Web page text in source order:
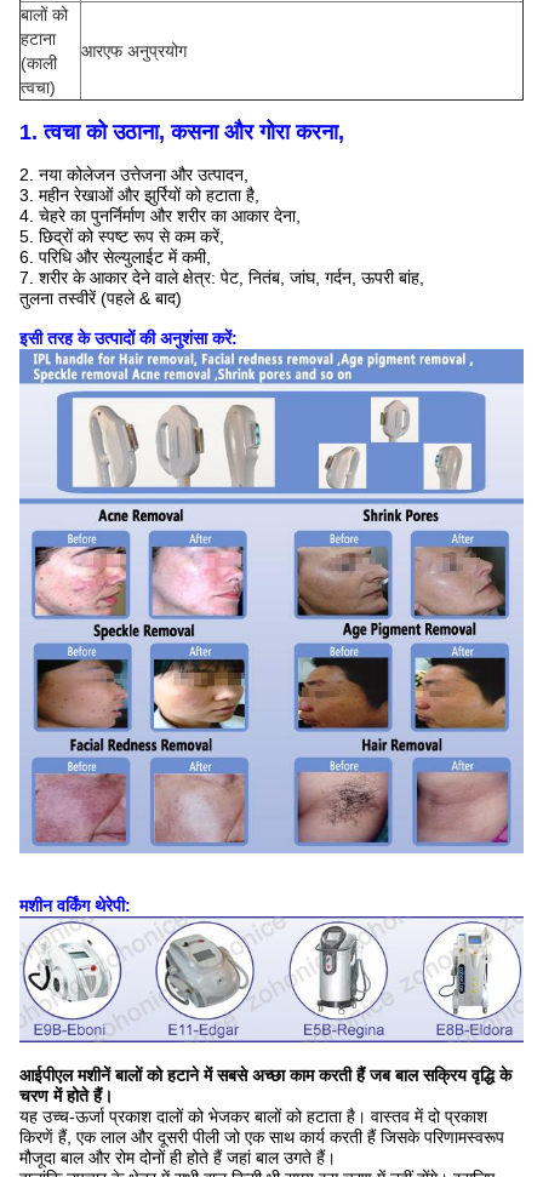
बालों को
हटाना
(काली
त्वचा)
आरएफ अनुप्रयोग
1. त्वचा को उठाना, कसना और गोरा करना,
2. नया कोलेजन उत्तेजना और उत्पादन,
3. महीन रेखाओं और झुर्रियों को हटाता है,
4. चेहरे का पुनर्निर्माण और शरीर का आकार देना,
5. छिद्रों को स्पष्ट रूप से कम करें,
6. परिधि और सेल्युलाईट में कमी,
7. शरीर के आकार देने वाले क्षेत्र: पेट, नितंब, जांघ, गर्दन, ऊपरी बांह,
तुलना तस्वीरें (पहले & बाद)
इसी तरह के उत्पादों की अनुशंसा करें:
मशीन वर्किंग थेरेपी:
आईपीएल मशीनें बालों को हटाने में सबसे अच्छा काम करती हैं जब बाल सक्रिय वृद्धि के
चरण में होते हैं।
यह उच्च-ऊर्जा प्रकाश दालों को भेजकर बालों को हटाता है। वास्तव में दो प्रकाश
किरणें हैं, एक लाल और दूसरी पीली जो एक साथ कार्य करती हैं जिसके परिणामस्वरूप
मौजूदा बाल और रोम दोनों ही होते हैं जहां बाल उगते हैं।